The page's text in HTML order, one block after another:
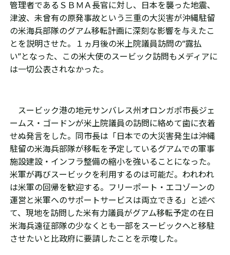
管理者であるＳＢＭＡ長官に対し、日本を襲った地震、
津波、未曾有の原発事故という三重の大災害が沖縄駐留
の米海兵部隊のグアム移転計画に深刻な影響を与えたこ
とを説明させた。１ヵ月後の米上院議員訪問の“露払
い”となった、この米大使のスービック訪問もメディアに
は一切公表されなかった。
スービック港の地元サンバレス州オロンガポ市長ジェ
ームス・ゴードンが米上院議員の訪問に絡めて歯に衣着
せぬ発言をした。同市長は「日本での大災害発生は沖縄
駐留の米海兵部隊が移転を予定しているグアムでの軍事
施設建設・インフラ整備の縮小を強いることになった。
米軍が再びスービックを利用するのは可能だ。われわれ
は米軍の回帰を歓迎する。フリーポート・エコゾーンの
運営と米軍へのサポートサービスは両立できる」と述べ
て、現地を訪問した米有力議員がグアム移転予定の在日
米海兵遠征部隊の少なくとも一部をスービックへと移駐
させたいと比政府に要請したことを示唆した。